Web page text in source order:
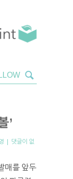
’
| 댓글이 없
매를 앞두